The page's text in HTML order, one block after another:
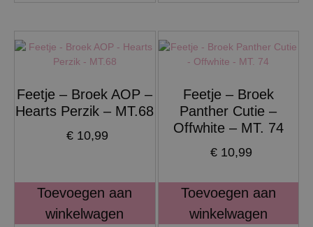
Feetje – Broek AOP –
Hearts Perzik – MT.68
€ 10,99
Toevoegen aan
winkelwagen
Feetje – Broek
Panther Cutie –
Offwhite – MT. 74
€10,99
Toevoegen aan
winkelwagen